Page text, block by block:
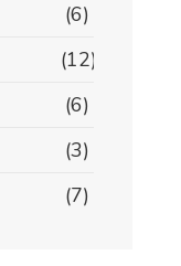
(6)
(12)
(6)
(3)
(7)